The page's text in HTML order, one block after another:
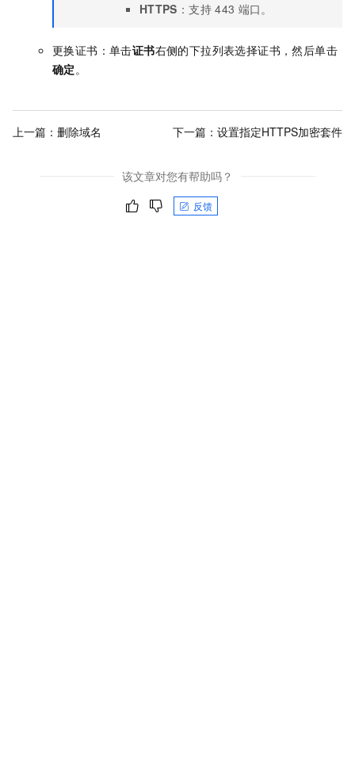
HTTPS ：支持 443 端口。
更换证书：单击证书右侧的下拉列表选择证书，然后单击
确定。
上一篇： 删除域名 下一篇： 设置指定HTTPS加密套件
该文章对您有帮助吗？
反馈